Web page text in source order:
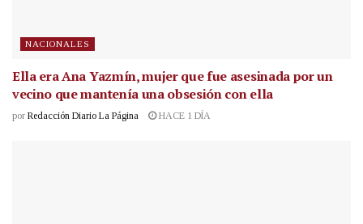
NACIONALES
Ella era Ana Yazmín, mujer que fue asesinada por un
vecino que mantenía una obsesión con ella
por Redacción Diario La Página HACE 1 DÍA